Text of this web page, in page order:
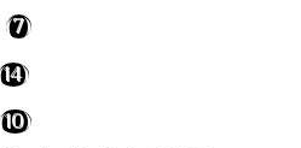
(7)
(10)